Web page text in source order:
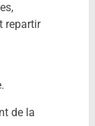
repartir
de la